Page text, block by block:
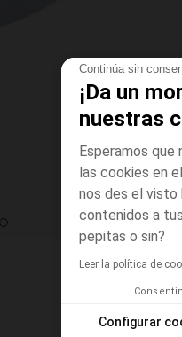
Continúa sin
¡Da un
nuestras
Esperamos
las cookies en
nos des el visto
contenidos a
pepitas o sin?
Leer la política de
Configurar